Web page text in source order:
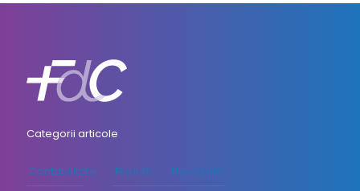
Categorii articole
Contabilitate Finante
Fiscalitate